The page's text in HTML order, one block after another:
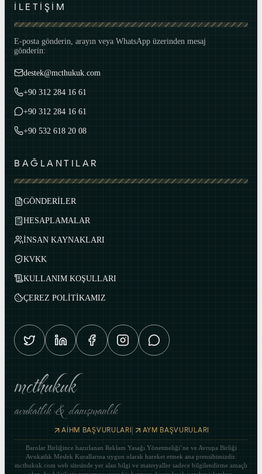
İLETİŞİM
E-posta gönderin, arayın veya WhatsApp üzerinden mesaj
gönderin:
destek@mcthukuk.com
+90 312 284 16 61
+90 312 284 16 61
+90 532 618 20 08
BAĞLANTILAR
GÖNDERİLER
HESAPLAMALAR
İNSAN KAYNAKLARI
KVKK
KULLANIM KOŞULLARI
ÇEREZ POLİTİKAMIZ
mcthukuk
avukatlık & danışmanlık
AİHM BAŞVURULARI | AYM BAŞVURULARI
Barolar Birliğince hazırlanan Reklam Yasağı Yönetmeliği’ne ve Avrupa Birliği
Avukatlık Meslek Kurallarına uygun olarak hareket etmek ana prensibimizdir.
mcthukuk.com web sitesinde yer alan bilgi ve materyaller sadece bilgilendirme amaçlı